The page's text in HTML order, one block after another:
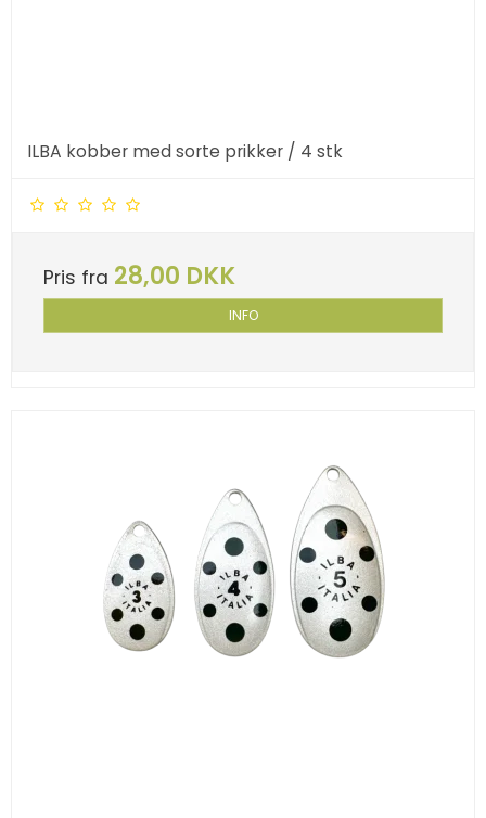
ILBA kobber med sorte prikker / 4 stk
Pris fra 28,00 DKK
INFO